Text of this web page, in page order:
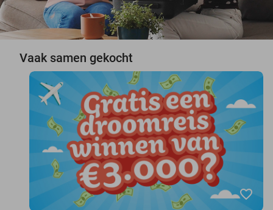
Vaak samen gekocht
favorite_border